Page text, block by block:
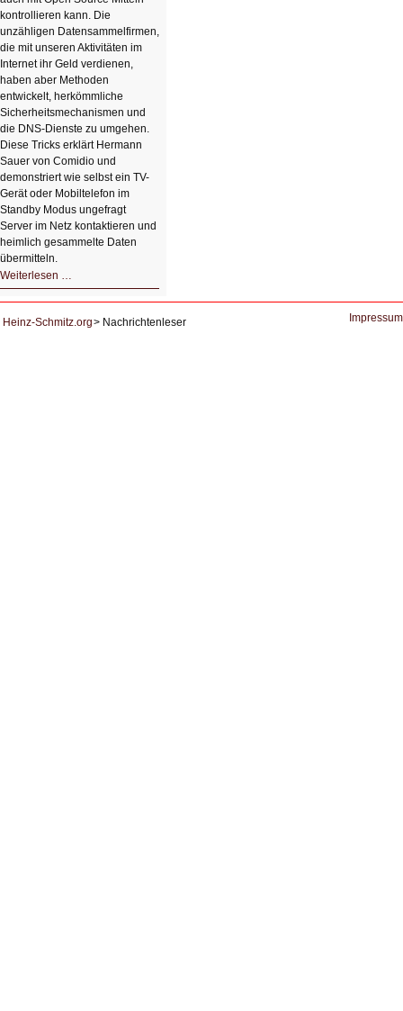
kontrollieren kann. Die
unzähligen Datensammelfirmen,
die mit unseren Aktivitäten im
Internet ihr Geld verdienen,
haben aber Methoden
entwickelt, herkömmliche
Sicherheitsmechanismen und
die DNS-Dienste zu umgehen.
Diese Tricks erklärt Hermann
Sauer von Comidio und
demonstriert wie selbst ein TV-
Gerät oder Mobiltelefon im
Standby Modus ungefragt
Server im Netz kontaktieren und
heimlich gesammelte Daten
übermitteln.
Weiterlesen …
DNS
Heinz-Schmitz.org
Nachrichtenleser Impressum